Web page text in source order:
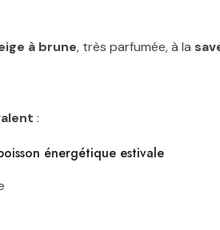
à brune, très parfumée, à la
:
énergétique estivale